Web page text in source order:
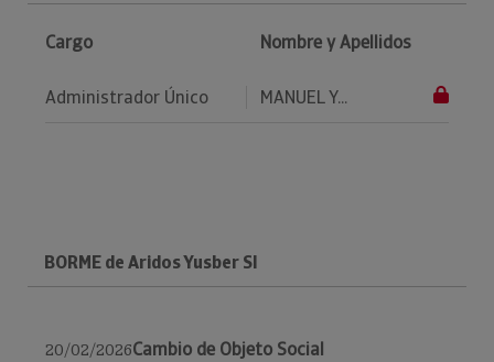
Cargo Nombre y Apellidos
Administrador Único MANUEL Y...
BORME de Aridos Yusber Sl
20/02/2026Cambio de Objeto Social